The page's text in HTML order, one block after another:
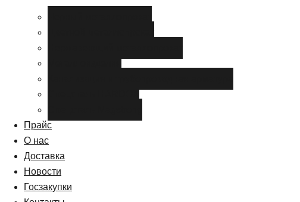
Прайс
О нас
Доставка
Новости
Госзакупки